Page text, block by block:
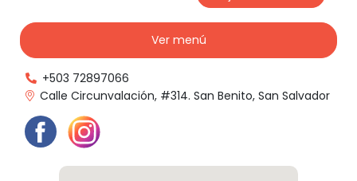
Ver menú
+503 72897066
Calle Circunvalación, #314. San Benito, San Salvador